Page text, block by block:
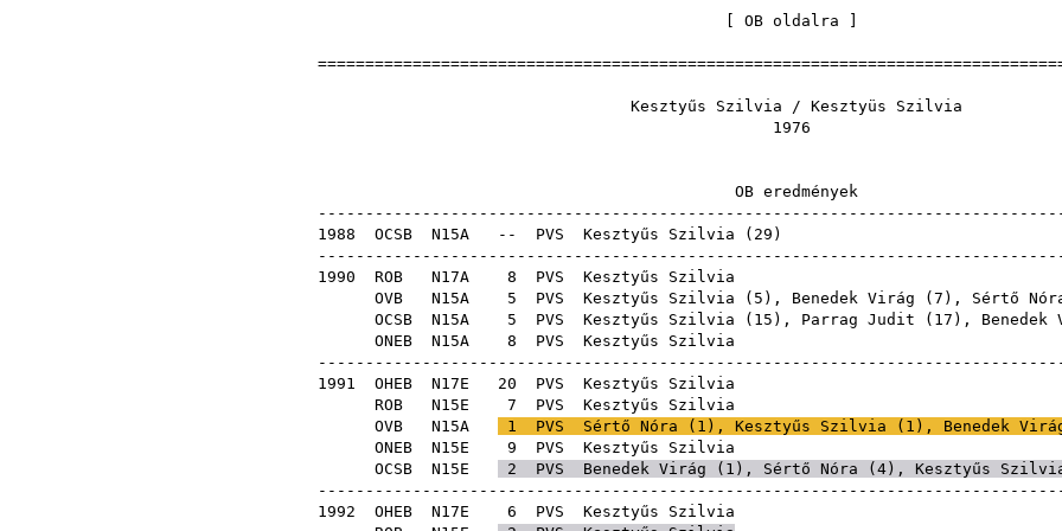
OB oldalra
Kesztyűs Szilvia /
OB
1988 OCSB N15A -- PVS Kesztyűs Szilvia ( 29
1990 ROB N17A 8 PVS Kesztyűs
OVB N15A 5 PVS Kesztyűs Szilvia ( 5 ), Benedek Virág ( 7 ), Sértő
OCSB N15A 5 PVS Kesztyűs Szilvia ( 15 ), Parrag Judit ( 17 ), Benedek
ONEB N15A 8 PVS Kesztyűs
1991 OHEB N17E 20 PVS Kesztyűs
ROB N15E 7 PVS Kesztyűs
OVB N15A 1 PVS Sértő Nóra ( 1 ), Kesztyűs Szilvia ( 1 ), Benedek
ONEB N15E 9 PVS Kesztyűs
OCSB N15E 2 PVS Benedek Virág ( 1 ), Sértő Nóra ( 4 ), Kesztyűs
1992 OHEB N17E 6 PVS Kesztyűs